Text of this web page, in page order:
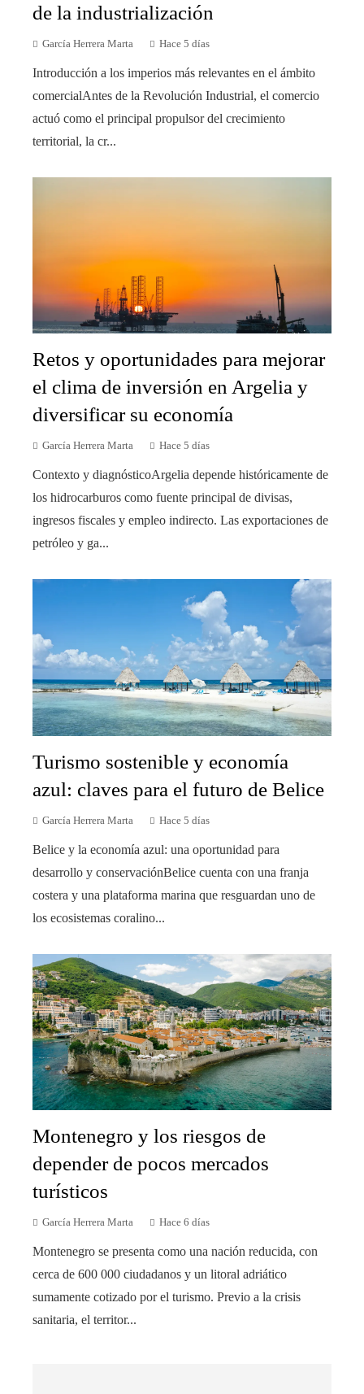
de la industrialización
García Herrera Marta Hace 5 días
Introducción a los imperios más relevantes en el ámbito
comercialAntes de la Revolución Industrial, el comercio
actuó como el principal propulsor del crecimiento
territorial, la cr...
Retos y oportunidades para mejorar
el clima de inversión en Argelia y
diversificar su economía
García Herrera Marta Hace 5 días
Contexto y diagnósticoArgelia depende históricamente de
los hidrocarburos como fuente principal de divisas,
ingresos fiscales y empleo indirecto. Las exportaciones de
petróleo y ga...
Turismo sostenible y economía
azul: claves para el futuro de Belice
García Herrera Marta Hace 5 días
Belice y la economía azul: una oportunidad para
desarrollo y conservaciónBelice cuenta con una franja
costera y una plataforma marina que resguardan uno de
los ecosistemas coralino...
Montenegro y los riesgos de
depender de pocos mercados
turísticos
García Herrera Marta Hace 6 días
Montenegro se presenta como una nación reducida, con
cerca de 600 000 ciudadanos y un litoral adriático
sumamente cotizado por el turismo. Previo a la crisis
sanitaria, el territor...